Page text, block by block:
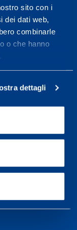
sito con i
dei dati web,
combinarle
o che hanno
dettagli